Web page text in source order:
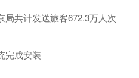
局共计发送旅客672.3万人次
完成安装